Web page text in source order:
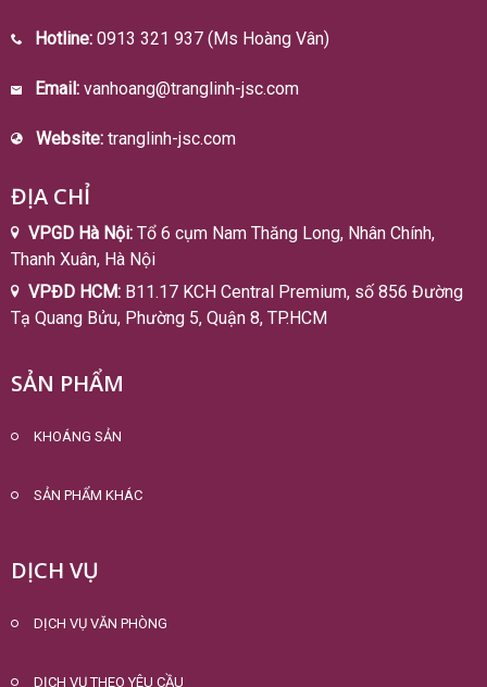
Hotline: 0913 321 937 (Ms Hoàng Vân)
Email: vanhoang@tranglinh-jsc.com
Website: tranglinh-jsc.com
ĐỊA CHỈ
VPGD Hà Nội: Tổ 6 cụm Nam Thăng Long, Nhân Chính,
Thanh Xuân, Hà Nội
VPĐD HCM: B11.17 KCH Central Premium, số 856 Đường
Tạ Quang Bửu, Phường 5, Quận 8, TP.HCM
SẢN PHẨM
KHOÁNG SẢN
SẢN PHẨM KHÁC
DỊCH VỤ
DỊCH VỤ VĂN PHÒNG
DỊCH VỤ THEO YÊU CẦU